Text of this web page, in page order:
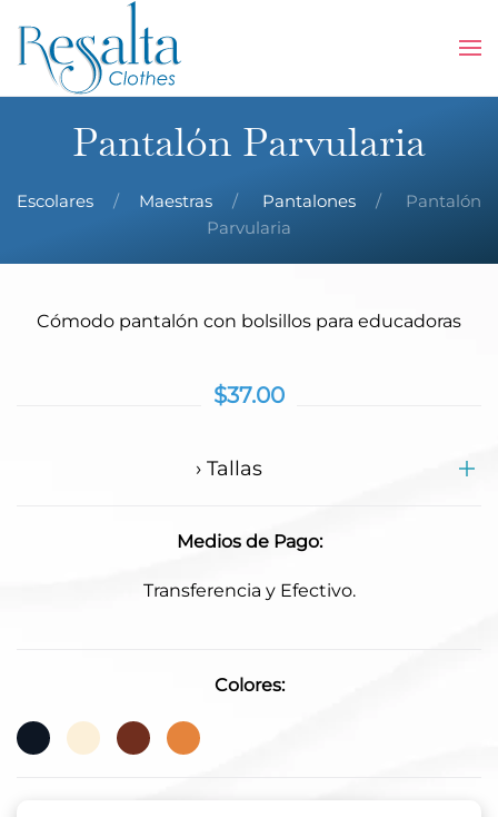
Skip to main content
Pantalón Parvularia
Escolares Maestras Pantalones
Pantalón
Parvularia
Cómodo pantalón con bolsillos para educadoras
$37.00
› Tallas
Medios de Pago:
Transferencia y Efectivo.
Colores: